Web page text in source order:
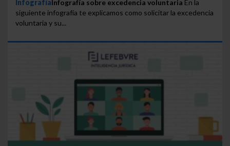
InfografíaInfografía sobre excedencia voluntaria En la
siguiente infografía te explicamos como solicitar la excedencia
voluntaria y su...